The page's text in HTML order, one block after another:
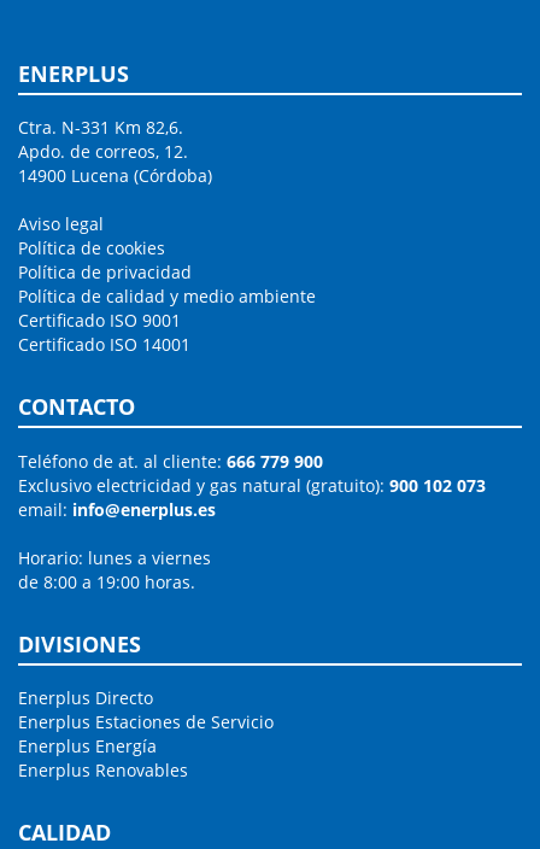
ENERPLUS
Ctra. N-331 Km 82,6.
Apdo. de correos, 12.
14900 Lucena (Córdoba)
Aviso legal
Política de cookies
Política de privacidad
Política de calidad y medio ambiente
Certificado ISO 9001
Certificado ISO 14001
CONTACTO
Teléfono de at. al cliente: 666 779 900
Exclusivo electricidad y gas natural (gratuito): 900 102 073
email: info@enerplus.es
Horario: lunes a viernes
de 8:00 a 19:00 horas.
DIVISIONES
Enerplus Directo
Enerplus Estaciones de Servicio
Enerplus Energía
Enerplus Renovables
CALIDAD